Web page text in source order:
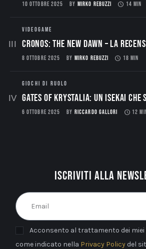
10 OTTOBRE 2025 BY MIRKO REBUZZI 14 MIN
VIDEOGAME
CRONOS: THE NEW DAWN – La
8 OTTOBRE 2025 BY MIRKO REBUZZI 18 MIN
GIOCHI DI RUOLO
Gates of Krystalia: Un Isekai che
6 OTTOBRE 2025 BY RICCARDO GALLORI 12
Iscriviti alla
Acconsento al trattamento dei
come indicato nella Privacy Policy del